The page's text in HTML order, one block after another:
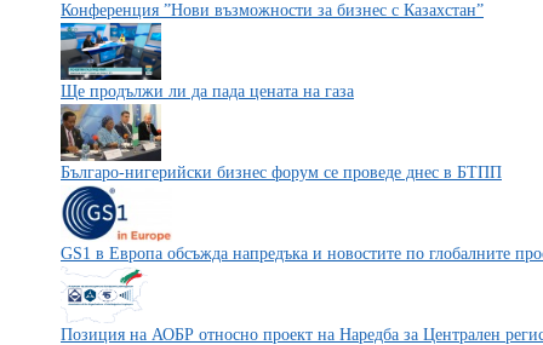
Конференция ”Нови възможности за бизнес с Казахстан”
Ще продължи ли да пада цената на газа
Българо-нигерийски бизнес форум се проведе днес в БТПП
GS1 в Европа обсъжда напредъка и новостите по глобалните
Позиция на АОБР относно проект на Наредба за Централен